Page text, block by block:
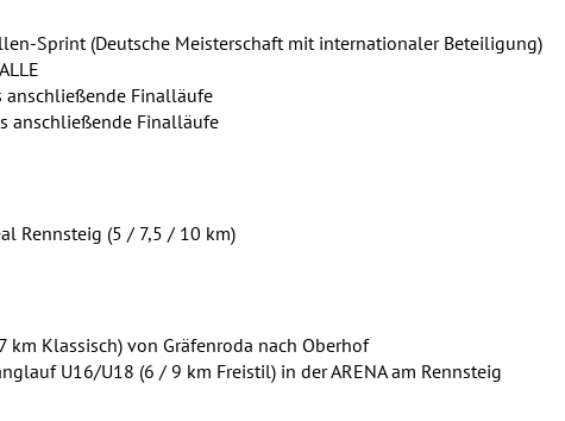
Sprint (Deutsche Meisterschaft mit internationaler Beteiligung)
anschließende Finalläufe
anschließende Finalläufe
Rennsteig (5 / 7,5 / 10 km)
Klassisch) von Gräfenroda nach Oberhof
U16/U18 (6 / 9 km Freistil) in der ARENA am Rennsteig